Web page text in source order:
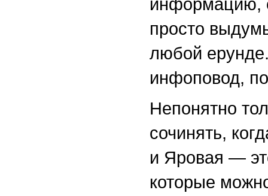
просто
любой
инфоповод,
Непонятно
сочинять,
и Яровая —
которые